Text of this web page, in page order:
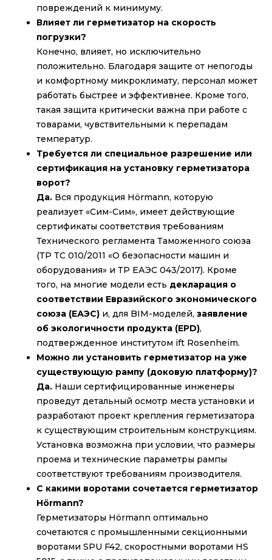
повреждений к минимуму.
Влияет ли герметизатор на скорость
погрузки?
Конечно, влияет, но исключительно
положительно. Благодаря защите от непогоды
и комфортному микроклимату, персонал может
работать быстрее и эффективнее. Кроме того,
такая защита критически важна при работе с
товарами, чувствительными к перепадам
температур.
Требуется ли специальное разрешение или
сертификация на установку герметизатора
ворот?
Да. Вся продукция Hörmann, которую
реализует «Сим-Сим», имеет действующие
сертификаты соответствия требованиям
Технического регламента Таможенного союза
(ТР ТС 010/2011 «О безопасности машин и
оборудования» и ТР ЕАЭС 043/2017). Кроме
того, на многие модели есть декларация о
соответствии Евразийского экономического
союза (ЕАЭС) и, для BIM-моделей, заявление
об экологичности продукта (EPD),
подтвержденное институтом ift Rosenheim.
Можно ли установить герметизатор на уже
существующую рампу (доковую платформу)?
Да. Наши сертифицированные инженеры
проведут детальный осмотр места установки и
разработают проект крепления герметизатора
к существующим строительным конструкциям.
Установка возможна при условии, что размеры
проема и технические параметры рампы
соответствуют требованиям производителя.
С какими воротами сочетается герметизатор
Hörmann?
Герметизаторы Hörmann оптимально
сочетаются с промышленными секционными
воротами SPU F42, скоростными воротами HS